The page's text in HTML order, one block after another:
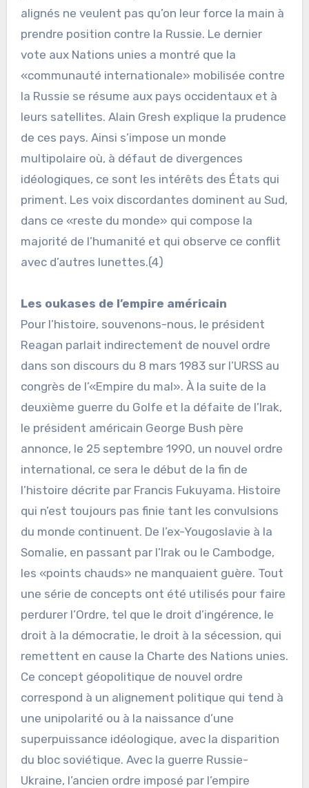
alignés ne veulent pas qu’on leur force la main à
prendre position contre la Russie. Le dernier
vote aux Nations unies a montré que la
«communauté internationale» mobilisée contre
la Russie se résume aux pays occidentaux et à
leurs satellites. Alain Gresh explique la prudence
de ces pays. Ainsi s’impose un monde
multipolaire où, à défaut de divergences
idéologiques, ce sont les intérêts des États qui
priment. Les voix discordantes dominent au Sud,
dans ce «reste du monde» qui compose la
majorité de l’humanité et qui observe ce conflit
avec d’autres lunettes.(4)
Les oukases de l’empire américain
Pour l’histoire, souvenons-nous, le président
Reagan parlait indirectement de nouvel ordre
dans son discours du 8 mars 1983 sur l’URSS au
congrès de l’«Empire du mal». À la suite de la
deuxième guerre du Golfe et la défaite de l’Irak,
le président américain George Bush père
annonce, le 25 septembre 1990, un nouvel ordre
international, ce sera le début de la fin de
l’histoire décrite par Francis Fukuyama. Histoire
qui n’est toujours pas finie tant les convulsions
du monde continuent. De l’ex-Yougoslavie à la
Somalie, en passant par l’Irak ou le Cambodge,
les «points chauds» ne manquaient guère. Tout
une série de concepts ont été utilisés pour faire
perdurer l’Ordre, tel que le droit d’ingérence, le
droit à la démocratie, le droit à la sécession, qui
remettent en cause la Charte des Nations unies.
Ce concept géopolitique de nouvel ordre
correspond à un alignement politique qui tend à
une unipolarité ou à la naissance d’une
superpuissance idéologique, avec la disparition
du bloc soviétique. Avec la guerre Russie-
Ukraine, l’ancien ordre imposé par l’empire